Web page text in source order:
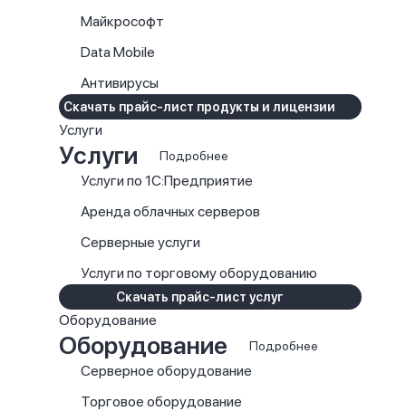
Майкрософт
Data Mobile
Антивирусы
Скачать прайс-лист продукты и лицензии
Услуги
Услуги Подробнее
Услуги по 1С:Предприятие
Аренда облачных серверов
Серверные услуги
Услуги по торговому оборудованию
Скачать прайс-лист услуг
Оборудование
Оборудование Подробнее
Серверное оборудование
Торговое оборудование